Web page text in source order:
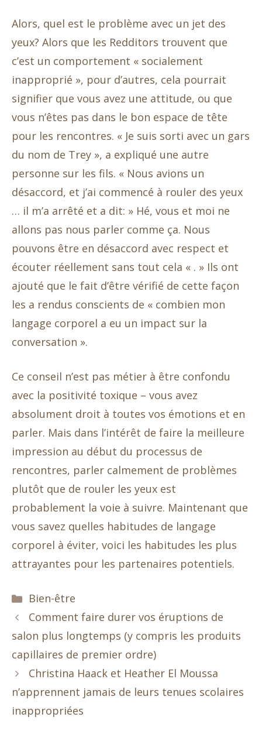
Alors, quel est le problème avec un jet des
yeux? Alors que les Redditors trouvent que
c’est un comportement « socialement
inapproprié », pour d’autres, cela pourrait
signifier que vous avez une attitude, ou que
vous n’êtes pas dans le bon espace de tête
pour les rencontres. « Je suis sorti avec un gars
du nom de Trey », a expliqué une autre
personne sur les fils. « Nous avions un
désaccord, et j’ai commencé à rouler des yeux
… il m’a arrêté et a dit: » Hé, vous et moi ne
allons pas nous parler comme ça. Nous
pouvons être en désaccord avec respect et
écouter réellement sans tout cela « . » Ils ont
ajouté que le fait d’être vérifié de cette façon
les a rendus conscients de « combien mon
langage corporel a eu un impact sur la
conversation ».
Ce conseil n’est pas métier à être confondu
avec la positivité toxique – vous avez
absolument droit à toutes vos émotions et en
parler. Mais dans l’intérêt de faire la meilleure
impression au début du processus de
rencontres, parler calmement de problèmes
plutôt que de rouler les yeux est
probablement la voie à suivre. Maintenant que
vous savez quelles habitudes de langage
corporel à éviter, voici les habitudes les plus
attrayantes pour les partenaires potentiels.
Catégories
Bien-être
Comment faire durer vos éruptions de
salon plus longtemps (y compris les produits
capillaires de premier ordre)
Christina Haack et Heather El Moussa
n’apprennent jamais de leurs tenues scolaires
inappropriées